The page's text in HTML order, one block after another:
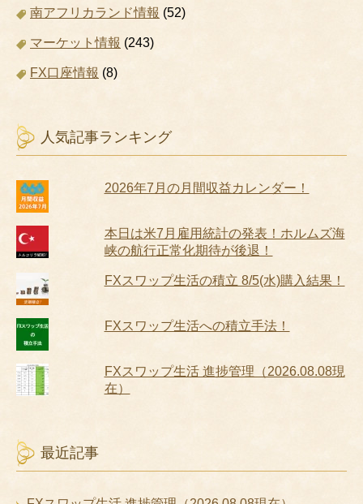
南アフリカランド情報 (52)
マーケット情報 (243)
FX口座情報 (8)
人気記事ランキング
2026年7月の月間収益カレンダー！
本日は米7月雇用統計の発表！ホルムズ海
峡の航行正常化期待が後退！
FXスワップ生活の積立 8/5(水)購入結果！
FXスワップ生活への積立手法！
FXスワップ生活 進捗管理（2026.08.08現
在）
最近記事